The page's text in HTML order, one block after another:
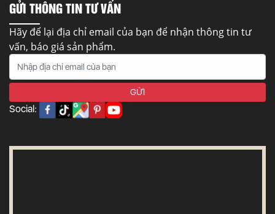
GỬI THÔNG TIN TƯ VẤN
Hãy để lại địa chỉ email của bạn để nhận thông tin tư
vấn, báo giá sản phẩm.
Social: